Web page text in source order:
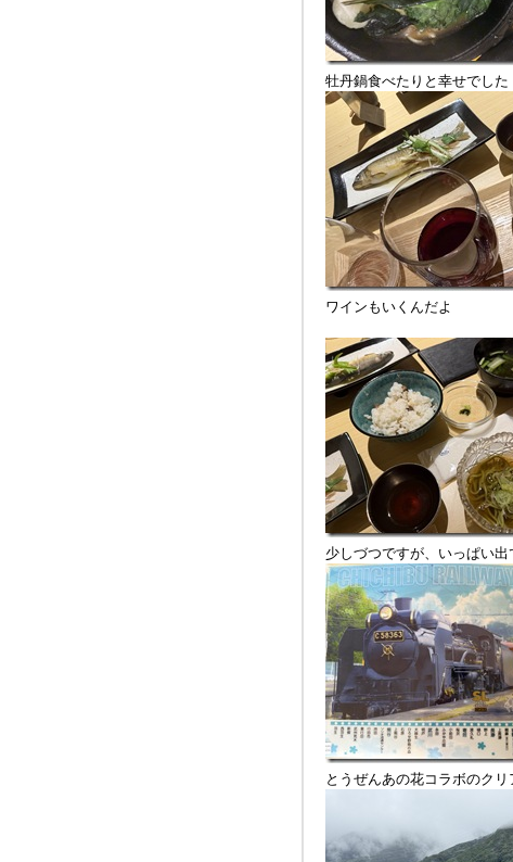
牡丹鍋食べたりと幸せでした
ワインもいくんだよ
少しづつですが、いっぱい
とうぜんあの花コラボのク